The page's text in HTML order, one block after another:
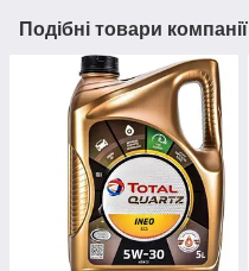
Подібні товари компанії